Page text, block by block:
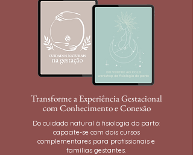
Transforme a Experiência Gestacional
com Conhecimento e Conexão
Do cuidado natural à fisiologia do parto:
capacite-se com dois cursos
complementares para profissionais e
famílias gestantes.